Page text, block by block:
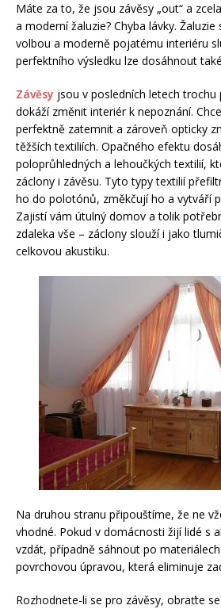
Máte za to, že jsou závěsy „out“ a
a moderní žaluzie? Chyba lávky.
volbou a moderně pojatému interiéru
perfektního výsledku lze dosáhnout
Závěsy jsou v posledních letech
dokáží změnit interiér k nepoznání.
perfektně zatemnit a zároveň opticky
těžších textiliích. Opačného efektu
poloprůhledných a lehoučkých textilií,
záclony i závěsu. Tyto typy textilií
ho do polotónů, změkčují ho a vytváří
Zajistí vám útulný domov a tolik
zdaleka vše – záclony slouží i jako
celkovou akustiku.
Na druhou stranu připouštíme, že ne
vhodné. Pokud v domácnosti žijí lidé s
vzdát, případně sáhnout po
povrchovou úpravou, která eliminuje
Rozhodnete-li se pro závěsy, obraťte